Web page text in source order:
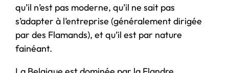
qu’il n’est pas moderne, qu’il ne sait pas
s’adapter à l’entreprise (généralement dirigée
par des Flamands), et qu’il est par nature
fainéant.